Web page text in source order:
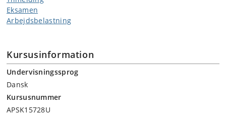
debat, illustrative øvelser, og filmklip. Sideløbende arbejdes der i
dybden med et selvvalgt emne indenfor den overordnede ramme, der
munder ud i en skriftlig opgav på max. 14 sider. Et ledeprincip for
Eksamen
Arbejdsbelastning
Kursusinformation
Undervisningssprog
Dansk
Kursusnummer
APSK15728U